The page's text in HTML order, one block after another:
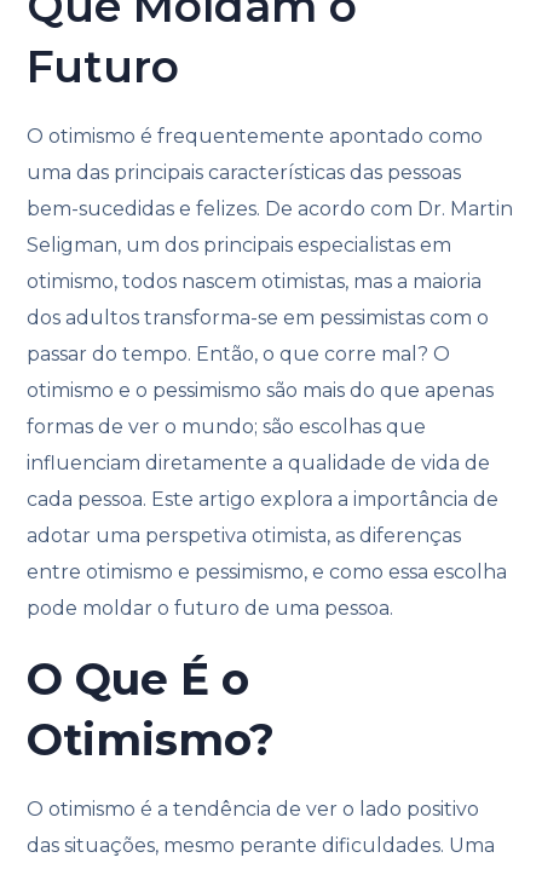
Futuro
O otimismo é frequentemente apontado como
uma das principais características das pessoas
bem-sucedidas e felizes. De acordo com Dr. Martin
Seligman, um dos principais especialistas em
otimismo, todos nascem otimistas, mas a maioria
dos adultos transforma-se em pessimistas com o
passar do tempo. Então, o que corre mal? O
otimismo e o pessimismo são mais do que apenas
formas de ver o mundo; são escolhas que
influenciam diretamente a qualidade de vida de
cada pessoa. Este artigo explora a importância de
adotar uma perspetiva otimista, as diferenças
entre otimismo e pessimismo, e como essa escolha
pode moldar o futuro de uma pessoa.
O Que É o
Otimismo?
O otimismo é a tendência de ver o lado positivo
das situações, mesmo perante dificuldades. Uma